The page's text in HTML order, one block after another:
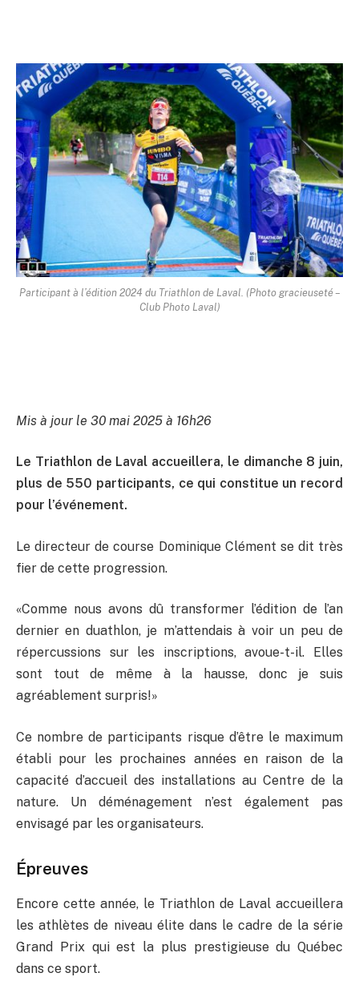
Participant à l’édition 2024 du Triathlon de Laval. (Photo gracieuseté –
Club Photo Laval)
Mis à jour le 30 mai 2025 à 16h26
Le Triathlon de Laval accueillera, le dimanche 8 juin,
plus de 550 participants, ce qui constitue un record
pour l’événement.
Le directeur de course Dominique Clément se dit très
fier de cette progression.
«Comme nous avons dû transformer l’édition de l’an
dernier en duathlon, je m’attendais à voir un peu de
répercussions sur les inscriptions, avoue-t-il. Elles
sont tout de même à la hausse, donc je suis
agréablement surpris!»
Ce nombre de participants risque d’être le maximum
établi pour les prochaines années en raison de la
capacité d’accueil des installations au Centre de la
nature. Un déménagement n’est également pas
envisagé par les organisateurs.
Épreuves
Encore cette année, le Triathlon de Laval accueillera
les athlètes de niveau élite dans le cadre de la série
Grand Prix qui est la plus prestigieuse du Québec
dans ce sport.